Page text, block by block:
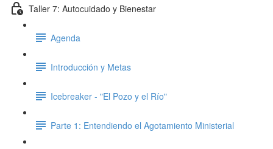
Taller 7: Autocuidado y Bienestar
Agenda
Introducción y Metas
Icebreaker - "El Pozo y el Río"
Parte 1: Entendiendo el Agotamiento Ministerial